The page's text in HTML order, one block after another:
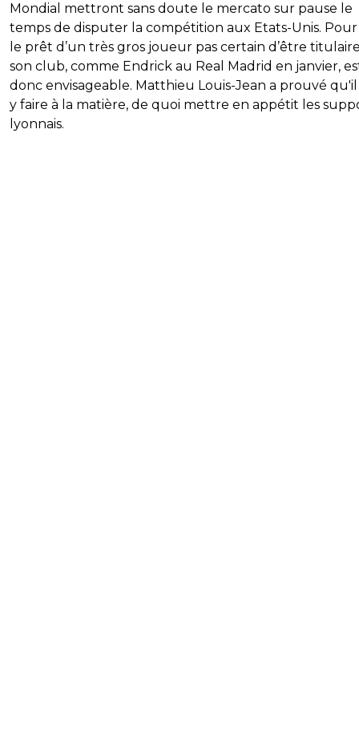
Mondial mettront sans doute le mercato sur pause le
temps de disputer la compétition aux Etats-Unis. Pour
le prêt d’un très gros joueur pas certain d’être
son club, comme Endrick au Real Madrid en janvier,
donc envisageable. Matthieu Louis-Jean a prouvé qu'il
y faire à la matière, de quoi mettre en appétit les
lyonnais.